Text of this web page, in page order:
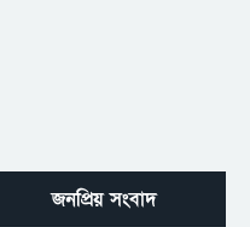
জনপ্রিয় সংবাদ